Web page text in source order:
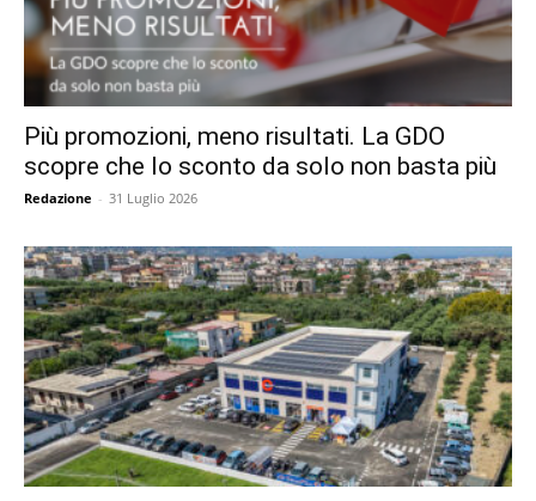
Più promozioni, meno risultati. La GDO
scopre che lo sconto da solo non basta più
Redazione - 31 Luglio 2026